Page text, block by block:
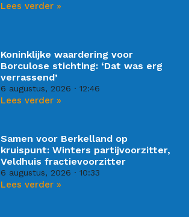
Lees verder »
Koninklijke waardering voor
Borculose stichting: ‘Dat was erg
verrassend’
6 augustus, 2026 12:46
Lees verder »
Samen voor Berkelland op
kruispunt: Winters partijvoorzitter,
Veldhuis fractievoorzitter
6 augustus, 2026 10:33
Lees verder »